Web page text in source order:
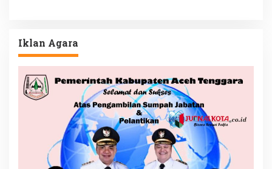
Iklan Agara